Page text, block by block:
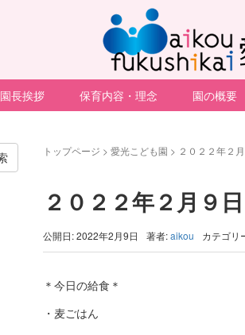
園長挨拶 保育内容・理念 園の概要
トップページ > 愛光こども園 > ２０２２年２
２０２２年２月９日
公開日: 2022年2月9日 著者:aikou カテゴリ
＊今日の給食＊
・麦ごはん